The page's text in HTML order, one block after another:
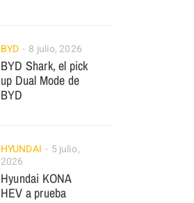
BYD 8 julio, 2026
BYD Shark, el pick
up Dual Mode de
BYD
HYUNDAI
5 julio,
2026
Hyundai KONA
HEV a prueba